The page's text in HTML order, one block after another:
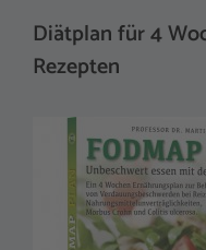
Diätplan für 4
Rezepten